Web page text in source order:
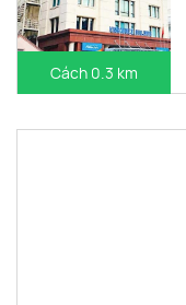
Cách 0.3 km